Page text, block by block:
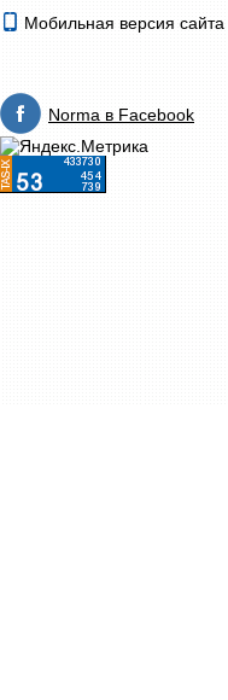
Мобильная версия сайта
Norma в Facebook